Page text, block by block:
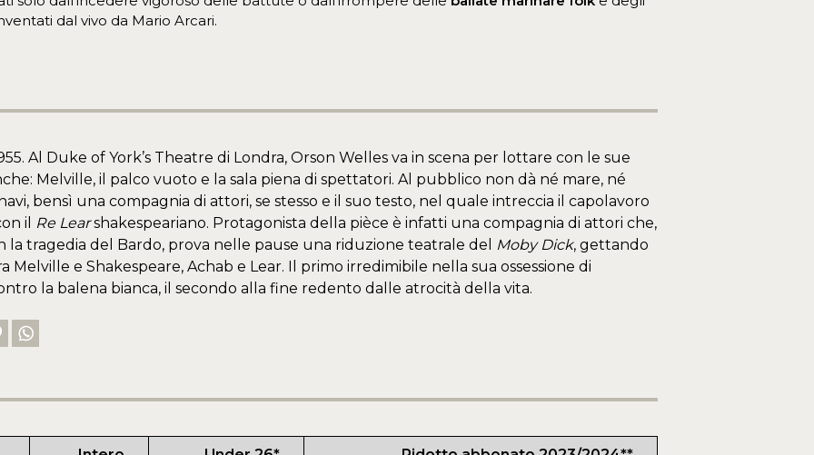
dal vivo da Mario Arcari.
Al Duke of York’s Theatre di Londra, Orson Welles va in scena per lottare con le sue
Melville, il palco vuoto e la sala piena di spettatori. Al pubblico non dà né mare, né
bensì una compagnia di attori, se stesso e il suo testo, nel quale intreccia il capolavoro
il
Re Learshakespeariano. Protagonista della pièce è infatti una compagnia di attori che,
la tragedia del Bardo, prova nelle pause una riduzione teatrale del
Moby Dick, gettando
Melville e Shakespeare, Achab e Lear. Il primo irredimibile nella sua ossessione di
la balena bianca, il secondo alla fine redento dalle atrocità della vita.